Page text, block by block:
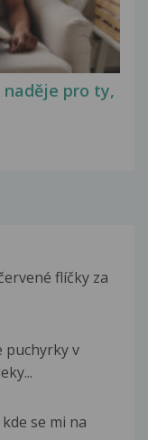
pro ty,
flíčky za
puchyrky v
se mi na